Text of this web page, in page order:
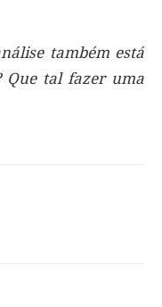
também está
Que tal fazer uma